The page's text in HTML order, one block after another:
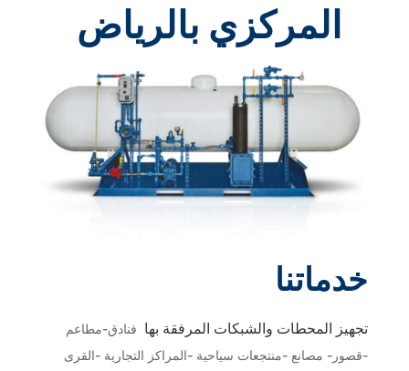
المركزي بالرياض
خدماتنا
تجهيز المحطات والشبكات المرفقة بها فنادق-مطاعم
-قصور- مصانع -منتجعات سياحية -المراكز التجارية -القرى